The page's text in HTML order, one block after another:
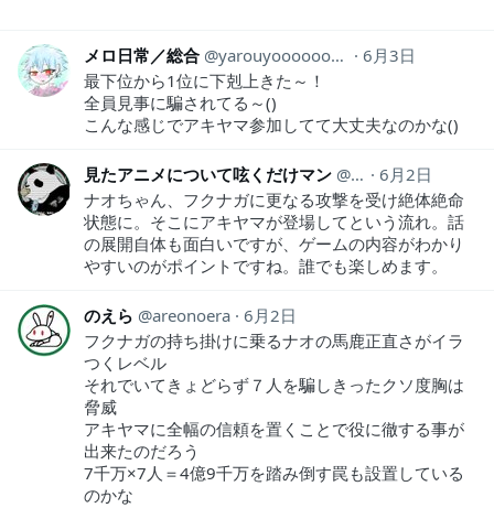
メロ日常／総合 yarouyooooooooo
6月3日
最下位から1位に下剋上きた～！
全員見事に騙されてる～()
こんな感じでアキヤマ参加してて大丈夫なのかな()
見たアニメについて呟くだけマン animeozy
6月2日
ナオちゃん、フクナガに更なる攻撃を受け絶体絶命
状態に。そこにアキヤマが登場してという流れ。話
の展開自体も面白いですが、ゲームの内容がわかり
やすいのがポイントですね。誰でも楽しめます。
のえら areonoera 6月2日
フクナガの持ち掛けに乗るナオの馬鹿正直さがイラ
つくレベル
それでいてきょどらず７人を騙しきったクソ度胸は
脅威
アキヤマに全幅の信頼を置くことで役に徹する事が
出来たのだろう
7千万×7人＝4億9千万を踏み倒す罠も設置している
のかな